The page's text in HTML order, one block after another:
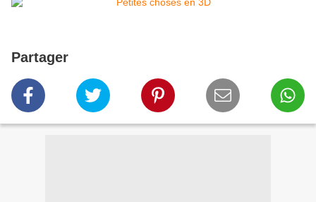
Partager